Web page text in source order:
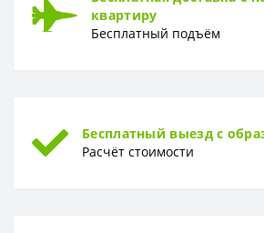
квартиру
Бесплатный подъём
Бесплатный выезд с
Расчёт стоимости